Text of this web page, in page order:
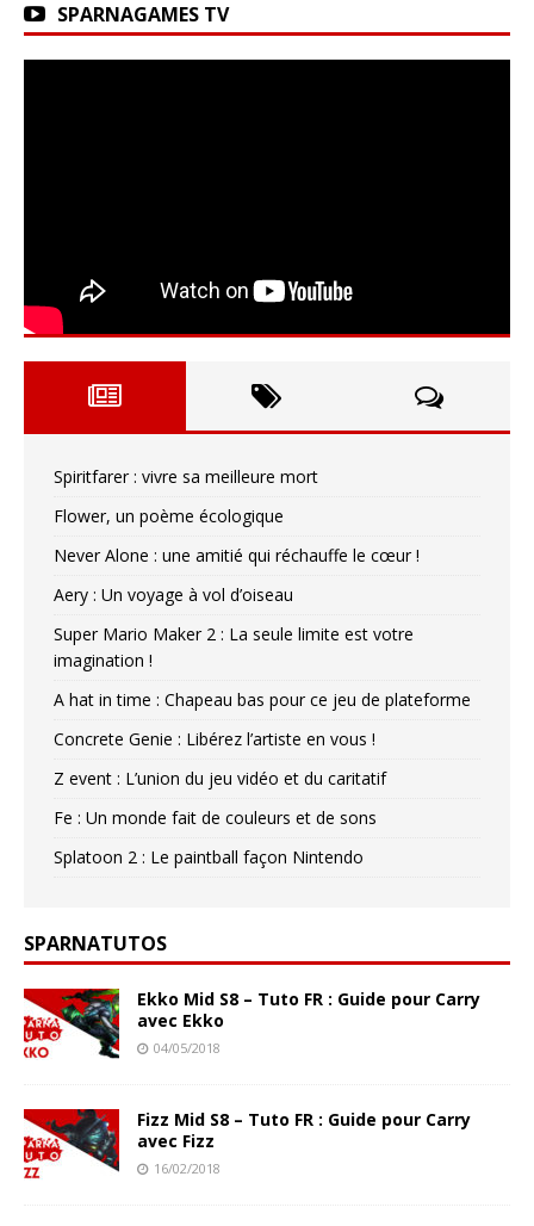
SPARNAGAMES TV
Spiritfarer : vivre sa meilleure mort
Flower, un poème écologique
Never Alone : une amitié qui réchauffe le cœur !
Aery : Un voyage à vol d’oiseau
Super Mario Maker 2 : La seule limite est votre
imagination !
A hat in time : Chapeau bas pour ce jeu de plateforme
Concrete Genie : Libérez l’artiste en vous !
Z event : L’union du jeu vidéo et du caritatif
Fe : Un monde fait de couleurs et de sons
Splatoon 2 : Le paintball façon Nintendo
SPARNATUTOS
Ekko Mid S8 – Tuto FR : Guide pour Carry
avec Ekko
04/05/2018
Fizz Mid S8 – Tuto FR : Guide pour Carry
avec Fizz
16/02/2018